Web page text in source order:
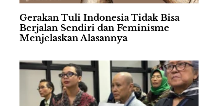
Gerakan Tuli Indonesia Tidak Bisa
Berjalan Sendiri dan Feminisme
Menjelaskan Alasannya